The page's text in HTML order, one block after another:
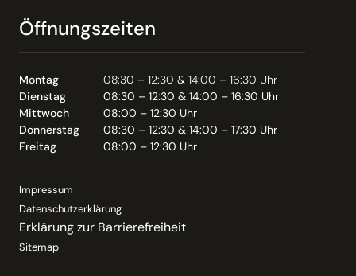
Öffnungszeiten
Montag
08:30 – 12:30 & 14:00 – 16:30 Uhr
Dienstag
08:30 – 12:30 & 14:00 – 16:30 Uhr
Mittwoch
08:00 – 12:30 Uhr
Donnerstag
08:30 – 12:30 & 14:00 – 17:30 Uhr
Freitag
08:00 – 12:30 Uhr
Impressum
Datenschutzerklärung
Erklärung zur Barrierefreiheit
Sitemap